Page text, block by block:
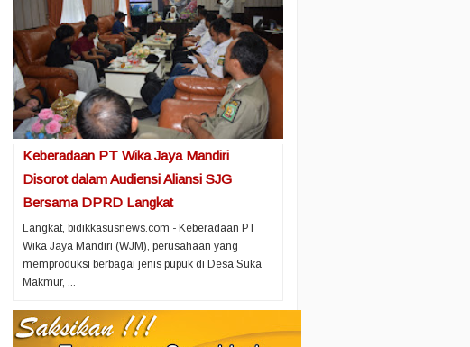
Keberadaan PT Wika Jaya Mandiri
Disorot dalam Audiensi Aliansi SJG
Bersama DPRD Langkat
Langkat, bidikkasusnews.com - Keberadaan PT
Wika Jaya Mandiri (WJM), perusahaan yang
memproduksi berbagai jenis pupuk di Desa Suka
Makmur, ...